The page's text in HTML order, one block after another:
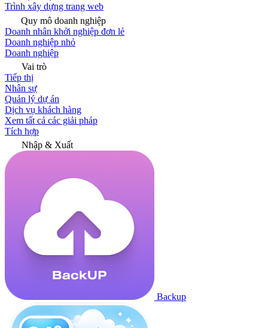
Trình xây dựng trang web
Quy mô doanh nghiệp
Doanh nhân khởi nghiệp đơn lẻ
Doanh nghiệp nhỏ
Doanh nghiệp
Vai trò
Tiếp thị
Nhân sự
Quản lý dự án
Dịch vụ khách hàng
Xem tất cả các giải pháp
Tích hợp
Nhập & Xuất
Backup